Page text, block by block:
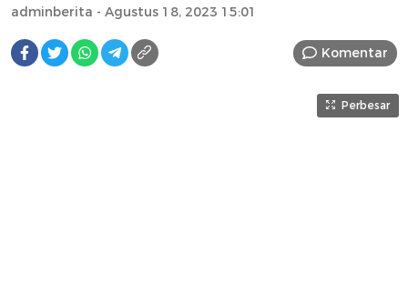
adminberita - Agustus 18, 2023 15:01
Komentar
Perbesar